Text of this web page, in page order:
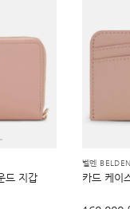
드 지갑
벨덴
카드 케이